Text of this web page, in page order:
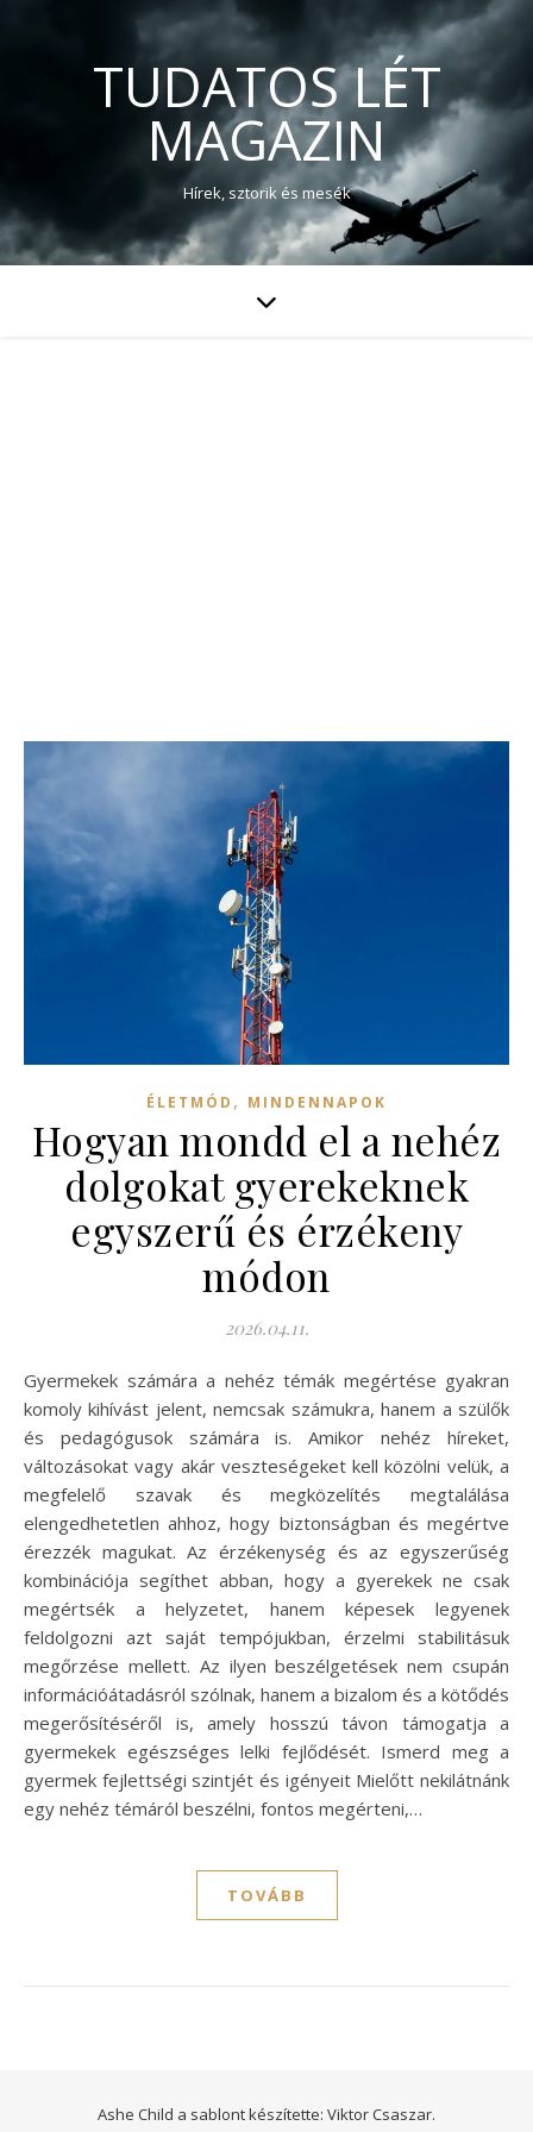
TUDATOS LÉT
MAGAZIN
Hírek, sztorik és mesék
ÉLETMÓD , MINDENNAPOK
Hogyan mondd el a nehéz
dolgokat gyerekeknek
egyszerű és érzékeny
módon
2026.04.11.
Gyermekek számára a nehéz témák megértése gyakran
komoly kihívást jelent, nemcsak számukra, hanem a szülők
és pedagógusok számára is. Amikor nehéz híreket,
változásokat vagy akár veszteségeket kell közölni velük, a
megfelelő szavak és megközelítés megtalálása
elengedhetetlen ahhoz, hogy biztonságban és megértve
érezzék magukat. Az érzékenység és az egyszerűség
kombinációja segíthet abban, hogy a gyerekek ne csak
megértsék a helyzetet, hanem képesek legyenek
feldolgozni azt saját tempójukban, érzelmi stabilitásuk
megőrzése mellett. Az ilyen beszélgetések nem csupán
információátadásról szólnak, hanem a bizalom és a kötődés
megerősítéséről is, amely hosszú távon támogatja a
gyermekek egészséges lelki fejlődését. Ismerd meg a
gyermek fejlettségi szintjét és igényeit Mielőtt nekilátnánk
egy nehéz témáról beszélni, fontos megérteni,…
TOVÁBB
Ashe Child a sablont készítette: Viktor Csaszar.